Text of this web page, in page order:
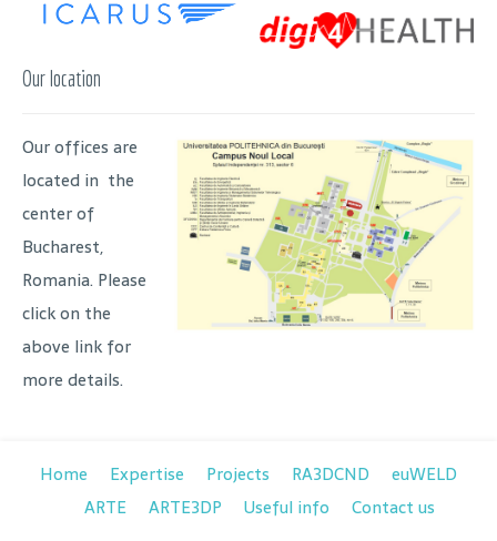
Our location
Our offices are
located in the
center of
Bucharest,
Romania. Please
click on the
above link for
more details.
Home Expertise Projects RA3DCND
euWELD
ARTE
ARTE3DP Useful info Contact us